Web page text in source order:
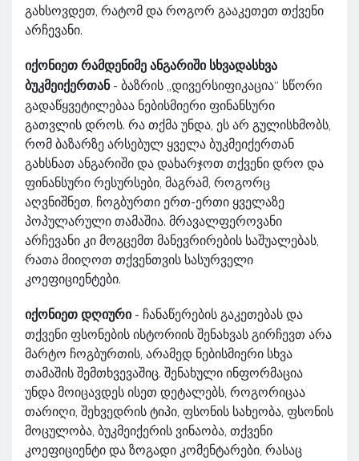
გახსოვდეთ, რატომ და როგორ გააკეთეთ თქვენი
არჩევანი.
იქონიეთ რამდენიმე ანგარიში სხვადასხვა
ბუკმეიქერთან - ბაზრის „დივერსიფიკაცია“ სწორი
გადაწყვეტილებაა ნებისმიერი ფინანსური
გათვლის დროს. რა თქმა უნდა, ეს არ გულისხმობს,
რომ ბაზარზე არსებულ ყველა ბუკმეიქერთან
გახსნათ ანგარიში და დახარჯოთ თქვენი დრო და
ფინანსური რესურსები, მაგრამ, როგორც
აღვნიშნეთ, ჩოგბურთი ერთ-ერთი ყველაზე
პოპულარული თამაშია. მრავალფეროვანი
არჩევანი კი მოგცემთ მანევრირების საშუალებას,
რათა მიიღოთ თქვენთვის სასურველი
კოეფიციენტები.
იქონიეთ დღიური- ჩანაწერების გაკეთებას და
თქვენი ფსონების ისტორიის შენახვას გირჩევთ არა
მარტო ჩოგბურთის, არამედ ნებისმიერი სხვა
თამაშის შემთხვევაშიც. შენახული ინფორმაცია
უნდა მოიცავდეს ისეთ დეტალებს, როგორიცაა
თარიღი, შეხვედრის ტიპი, ფსონის სახეობა, ფსონის
მოცულობა, ბუკმეიქერის ვინაობა, თქვენი
კოეფიციენტი და ზოგადი კომენტარები, რასაც